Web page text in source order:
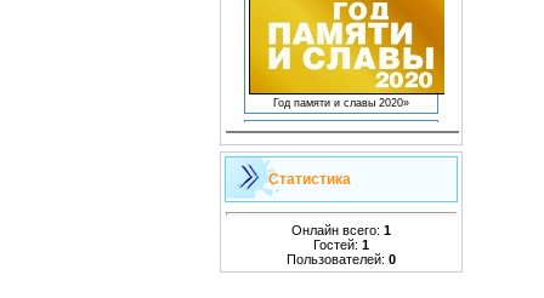
Год памяти и славы 2020»
ФЕДЕРАЛЬНОЕ АГЕНТСТВО ПО
ОБРАЗОВАНИЮ
Статистика
Онлайн всего: 1
Гостей: 1
Пользователей: 0